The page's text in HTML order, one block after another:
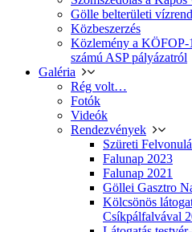
Gölle belterületi
Közbeszerzés
Közlemény a
számú ASP pályázatról
Galéria
Rég volt…
Fotók
Videók
Rendezvények
Szüreti
Falunap 2023
Falunap 2021
Göllei Gasztro
Kölcsönös
Csíkpálfalvával